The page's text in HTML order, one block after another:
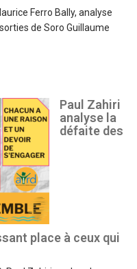
Ferro Bally, analyse
de Soro Guillaume
Paul Zahiri
analyse la
défaite des
place à ceux qui